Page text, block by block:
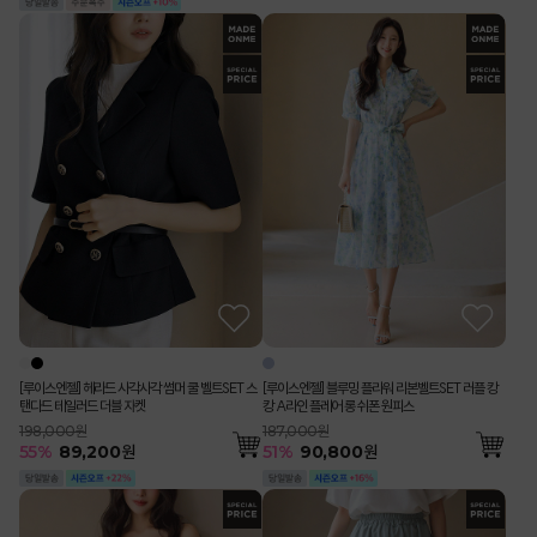
[루이스엔젤] 헤라드 사각사각 썸머 쿨 벨트SET 스
탠다드 테일러드 더블 자켓
198,000원
55% 89,200원
[루이스엔젤] 블루밍 플라워 리본벨트SET 러플 캉
캉 A라인 플레어 롱 쉬폰 원피스
187,000원
51% 90,800원